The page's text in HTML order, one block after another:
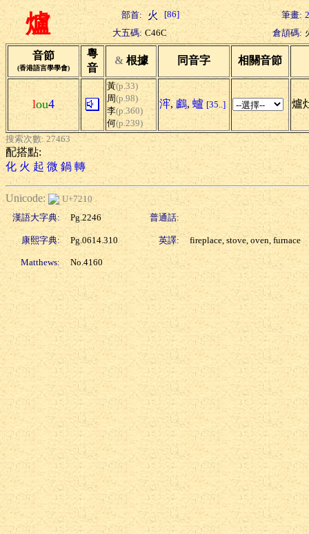
爐 部首: [86] 筆畫:
大五碼: C46C 倉頡碼:
音節
(香港語言學學會)
粵
音
& 根據 同音字 相關音節
lou4
黃(p.33)
周(p.98)
李(p.360)
何(p.239)
浶, 鸕, 蠦 [35..] 爐
搜索次數: 27463
配搭點:
化 火 起 微 鍋 轉
Unicode:
U+7210
漢語大字典:
Pg.2246 普通話:
康熙字典: Pg.0614.310 英譯: fireplace, stove, oven, furnace
Matthews: No.4160